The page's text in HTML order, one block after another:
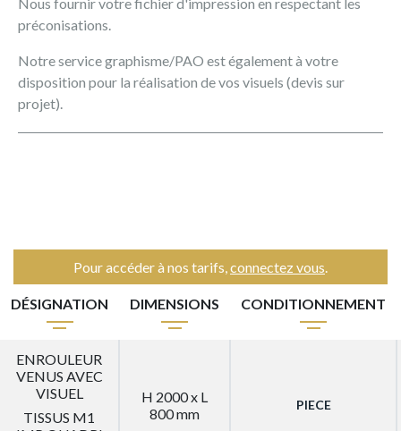
préconisations.
Notre service graphisme/PAO est également à votre
disposition pour la réalisation de vos visuels (devis sur
projet).
Pour accéder à nos tarifs,connectez vous.
DÉSIGNATION DIMENSIONS CONDITIONNEMENT
ENROULEUR
VENUS AVEC
VISUEL
TISSUS M1
H 2000 x L
800 mm
PIECE